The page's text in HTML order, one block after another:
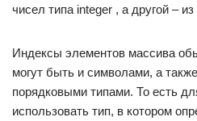
чисел типа integer , а другой –
Индексы элементов массива
могут быть и символами, а
порядковыми типами. То есть
использовать тип, в котором